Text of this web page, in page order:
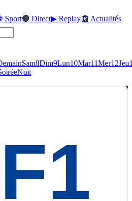
Sport🔴 Direct▶ Replay📰 Actualités
Sam8Dim9Lun10Mar11Mer12Jeu
Nuit